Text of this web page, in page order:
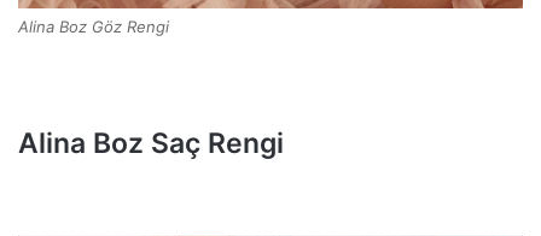
Alina Boz Göz Rengi
Alina Boz Saç Rengi